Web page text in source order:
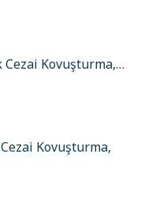
Cezai Kovuşturma,…
Kovuşturma,